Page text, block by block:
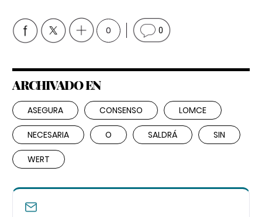
0 0
ARCHIVADO EN
ASEGURA CONSENSO LOMCE
NECESARIA O SALDRÁ SIN
WERT